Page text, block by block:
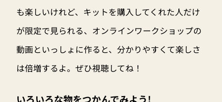
も楽しいけれど、キットを購入してくれた人だけ
が限定で見られる、オンラインワークショップの
動画といっしょに作ると、分かりやすくて楽しさ
は倍増するよ。ぜひ視聴してね！
いろいろな物をつかんでみよう!